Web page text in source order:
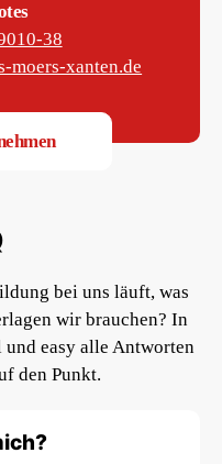
38
moers-xanten.de
bei uns läuft, was
wir brauchen? In
easy alle Antworten
den Punkt.